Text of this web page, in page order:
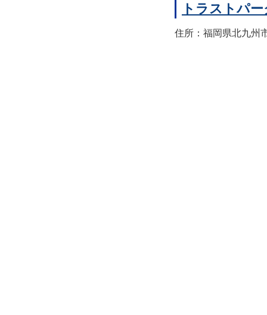
トラストパ
住所：福岡県北九州